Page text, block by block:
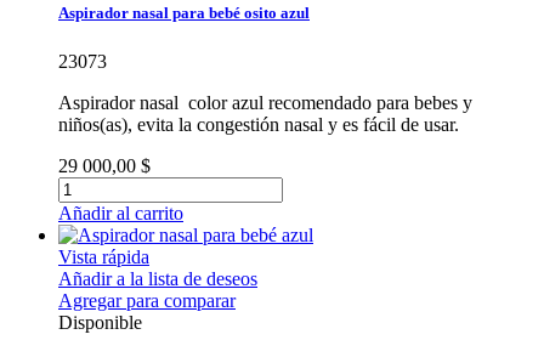
Aspirador nasal para bebé osito azul
23073
Aspirador nasal color azul recomendado para bebes y
niños(as), evita la congestión nasal y es fácil de usar.
29 000,00 $
Añadir al carrito
Vista rápida
Añadir a la lista de deseos
Agregar para comparar
Disponible